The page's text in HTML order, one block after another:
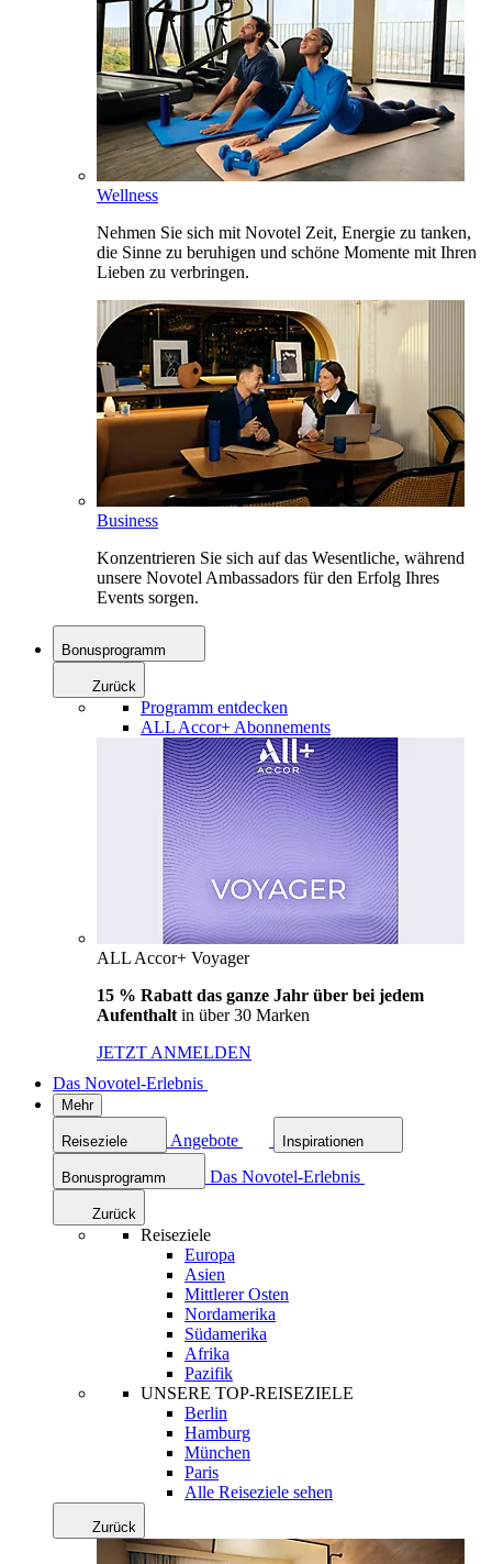
Wellness
Nehmen Sie sich mit Novotel Zeit, Energie zu tanken,
die Sinne zu beruhigen und schöne Momente mit Ihren
Lieben zu verbringen.
Business
Konzentrieren Sie sich auf das Wesentliche, während
unsere Novotel Ambassadors für den Erfolg Ihres
Events sorgen.
Bonusprogramm
Zurück
Programm entdecken
ALL Accor+ Abonnements
ALL Accor+ Voyager
15 % Rabatt das ganze Jahr über bei jedem
Aufenthalt in über 30 Marken
JETZT ANMELDEN
Das Novotel-Erlebnis
Mehr
Reiseziele Angebote Inspirationen
Bonusprogramm Das Novotel-Erlebnis
Zurück
Reiseziele
Europa
Asien
Mittlerer Osten
Nordamerika
Südamerika
Afrika
Pazifik
UNSERE TOP-REISEZIELE
Berlin
Hamburg
München
Paris
Alle Reiseziele sehen
Zurück